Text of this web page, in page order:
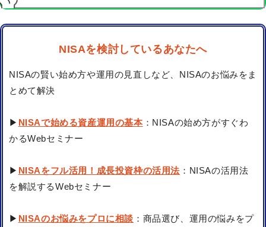
NISAを検討しているあなたへ
NISAの賢い始め方や運用の見直しなど、NISAのお悩みをま
とめて解決
▶ NISAで始める資産運用の基本：NISAの始め方がすぐわ
かるWebセミナー
▶ NISAをフル活用！成長投資枠の活用法 ：NISAの活用法
を解説するWebセミナー
▶ NISAのお悩みをプロに相談 ：商品選び、運用の悩みをプ